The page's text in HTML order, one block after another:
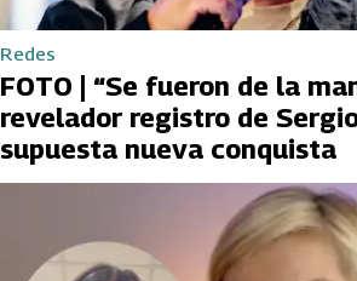
Redes
FOTO | “Se fueron de la
revelador registro de
supuesta nueva conquista